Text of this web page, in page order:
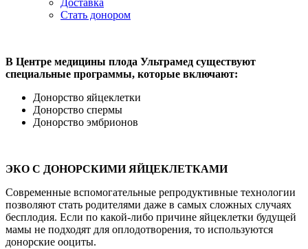
Доставка
Стать донором
В Центре медицины плода Ультрамед существуют
специальные программы, которые включают:
Донорство яйцеклетки
Донорство спермы
Донорство эмбрионов
ЭКО С ДОНОРСКИМИ ЯЙЦЕКЛЕТКАМИ
Современные вспомогательные репродуктивные технологии
позволяют стать родителями даже в самых сложных случаях
бесплодия. Если по какой-либо причине яйцеклетки будущей
мамы не подходят для оплодотворения, то используются
донорские ооциты.